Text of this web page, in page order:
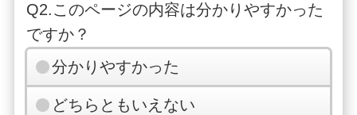
Q2.このページの内容は分かりやすかった
ですか？
分かりやすかった
どちらともいえない